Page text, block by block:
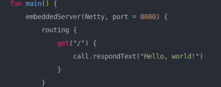
fun main()
{
    embeddedServer(Netty, port =
8080) {
        routing {
get ( "/" ) {
                call.respondText(
"Hello, world!" )
            }
        }